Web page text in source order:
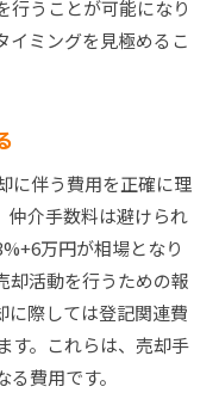
ント
ント
理
させるための秘訣と
る
入れる
進める
行うことが可能になり
イミングを見極めるこ
に伴う費用を正確に理
仲介手数料は避けられ
万円が相場となり
却活動を行うための報
に際しては登記関連費
す。これらは、売却手
費用です。